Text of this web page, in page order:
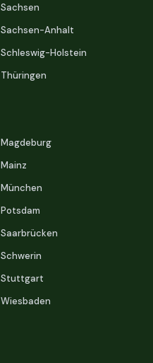
Sachsen
Sachsen-Anhalt
Schleswig-Holstein
Thüringen
Magdeburg
Mainz
München
Potsdam
Saarbrücken
Schwerin
Stuttgart
Wiesbaden